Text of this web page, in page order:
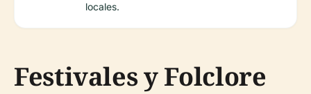
locales.
Festivales y Folclore